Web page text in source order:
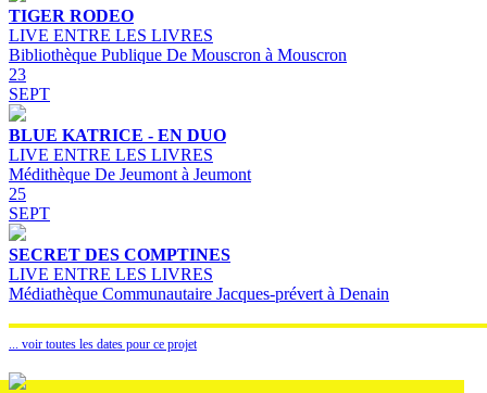
TIGER RODEO
LIVE ENTRE LES LIVRES
Bibliothèque Publique De Mouscron à Mouscron
23
SEPT
BLUE KATRICE - EN DUO
LIVE ENTRE LES LIVRES
Médithèque De Jeumont à Jeumont
25
SEPT
SECRET DES COMPTINES
LIVE ENTRE LES LIVRES
Médiathèque Communautaire Jacques-prévert à Denain
... voir toutes les dates pour ce projet